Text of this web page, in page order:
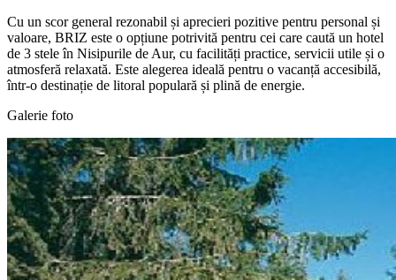
Cu un scor general rezonabil și aprecieri pozitive pentru personal și
valoare, BRIZ este o opțiune potrivită pentru cei care caută un hotel
de 3 stele în Nisipurile de Aur, cu facilități practice, servicii utile și o
atmosferă relaxată. Este alegerea ideală pentru o vacanță accesibilă,
într-o destinație de litoral populară și plină de energie.
Galerie foto